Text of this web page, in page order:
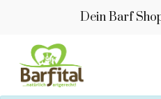
Dein Barf